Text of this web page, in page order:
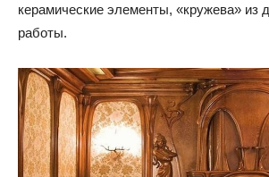
керамические элементы, «кружева» из
работы.